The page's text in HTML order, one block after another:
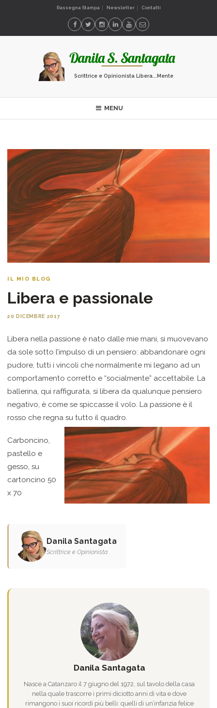
Rassegna Stampa Newsletter Contatti
Scrittrice e Opinionista Libera...Mente
MENU
IL MIO BLOG
Libera e passionale
20 DICEMBRE 2017
Libera nella passione è nato dalle mie mani, si muovevano
da sole sotto l’impulso di un pensiero: abbandonare ogni
pudore, tutti i vincoli che normalmente mi legano ad un
comportamento corretto e “socialmente” accettabile. La
ballerina, qui raffigurata, si libera da qualunque pensiero
negativo, è come se spiccasse il volo. La passione è il
rosso che regna su tutto il quadro.
Carboncino,
pastello e
gesso, su
cartoncino 50
x 70
Danila Santagata
Scrittrice e Opinionista
Danila Santagata
Nasce a Catanzaro il 7 giugno del 1972, sul tavolo della casa
nella quale trascorre i primi diciotto anni di vita e dove
rimangono i suoi ricordi più belli: quelli di un’infanzia felice